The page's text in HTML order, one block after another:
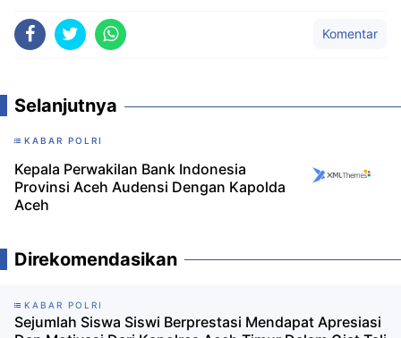
Komentar
Selanjutnya
KABAR POLRI
Kepala Perwakilan Bank Indonesia
Provinsi Aceh Audensi Dengan Kapolda
Aceh
Direkomendasikan
KABAR POLRI
Sejumlah Siswa Siswi Berprestasi Mendapat Apresiasi